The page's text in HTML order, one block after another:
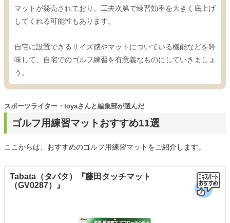
マットが発売されており、工夫次第で練習効率を大きく底上げ
してくれる可能性もあります。
自宅に設置できるサイズ感やマットについている機能などを吟
味して、自宅でのゴルフ練習を有意義なものにしていきましょ
う。
ゴルフ用練習マットおすすめ11選
スポーツライター・toyaさんと編集部が選んだ
ここからは、おすすめのゴルフ用練習マットをご紹介します。
Tabata（タバタ）『藤田タッチマット
（GV0287）』